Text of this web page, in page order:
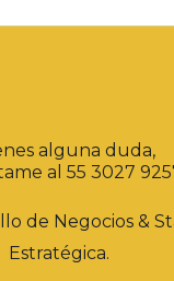
alguna duda,
al 55 3027
de Negocios &
Estratégica.